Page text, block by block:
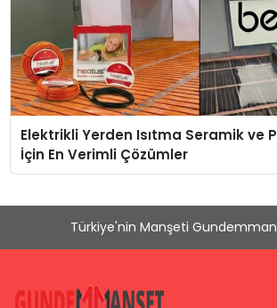
Elektrikli Yerden Isıtma Seramik ve
İçin En Verimli Çözümler
Türkiye'nin Manşeti